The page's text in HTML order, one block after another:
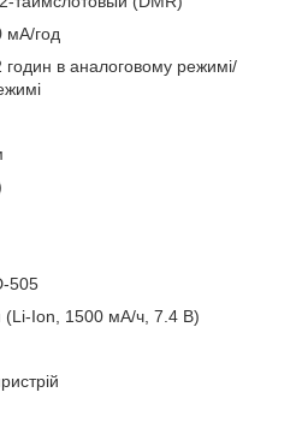
мА/год
годин в аналоговому режимі/
505
(Li-Ion, 1500 мА/ч, 7.4 В)